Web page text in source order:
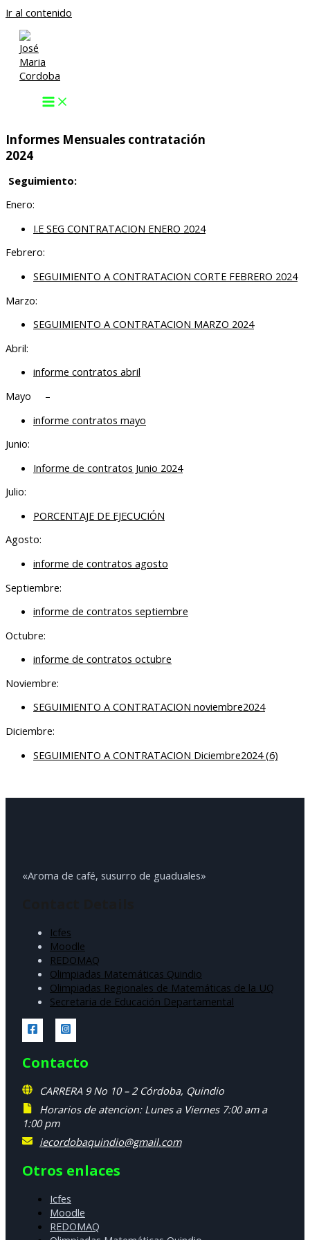
Ir al contenido
Informes Mensuales contratación
2024
Seguimiento:
Enero:
I.E SEG CONTRATACION ENERO 2024
Febrero:
SEGUIMIENTO A CONTRATACION CORTE FEBRERO 2024
Marzo:
SEGUIMIENTO A CONTRATACION MARZO 2024
Abril:
informe contratos abril
Mayo –
informe contratos mayo
Junio:
Informe de contratos Junio 2024
Julio:
PORCENTAJE DE EJECUCIÓN
Agosto:
informe de contratos agosto
Septiembre:
informe de contratos septiembre
Octubre:
informe de contratos octubre
Noviembre:
SEGUIMIENTO A CONTRATACION noviembre2024
Diciembre:
SEGUIMIENTO A CONTRATACION Diciembre2024 (6)
«Aroma de café, susurro de guaduales»
Icfes
Moodle
REDOMAQ
Olimpiadas Matemáticas Quindio
Olimpiadas Regionales de Matemáticas de la UQ
Secretaria de Educación Departamental
Contacto
CARRERA 9 No 10 – 2 Córdoba, Quindio
Horarios de atencion: Lunes a Viernes 7:00 am a
1:00 pm
iecordobaquindio@gmail.com
Otros enlaces
Icfes
Moodle
REDOMAQ